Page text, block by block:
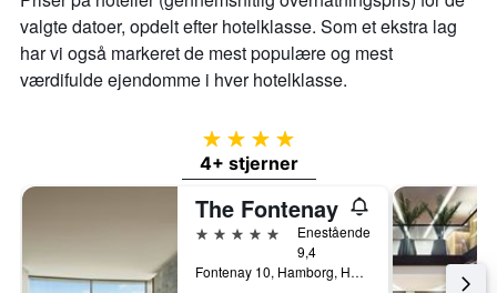
valgte datoer, opdelt efter hotelklasse. Som et ekstra lag
har vi også markeret de mest populære og mest
værdifulde ejendomme i hver hotelklasse.
4 stjerner
4+ stjerner
The Fontenay
5 stjerner
Enestående
9,4
Fontenay 10, Hamborg, Hamburg, Tyskland